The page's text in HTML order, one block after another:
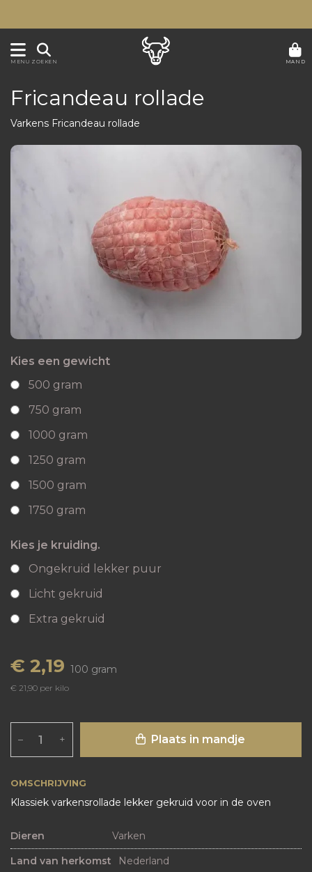
MENU ZOEKEN MAND
OMSCHRIJVING
Klassiek varkensrollade lekker gekruid voor in de oven
Fricandeau rollade
Varkens Fricandeau rollade
Kies een gewicht
500 gram
750 gram
1000 gram
1250 gram
1500 gram
1750 gram
Kies je kruiding.
Ongekruid lekker puur
Licht gekruid
Extra gekruid
€ 2,19 100 gram
€ 21,90 per kilo
– + Plaats in mandje
Dieren
Varken
Land van herkomst
Nederland